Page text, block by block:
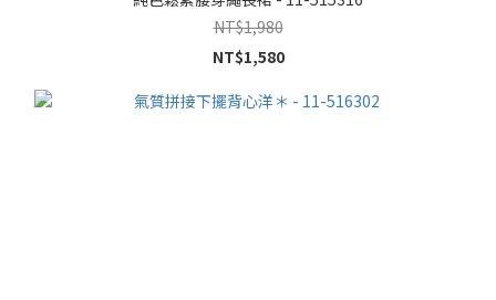
NT$1,980
NT$1,580